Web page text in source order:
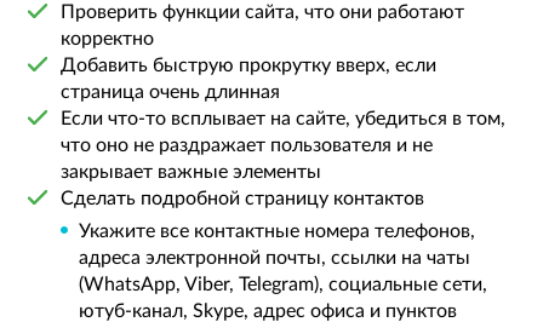
Проверить функции сайта, что они работают
корректно
Добавить быструю прокрутку вверх, если
страница очень длинная
Если что-то всплывает на сайте, убедиться в том,
что оно не раздражает пользователя и не
закрывает важные элементы
Сделать подробной страницу контактов
Укажите все контактные номера телефонов,
адреса электронной почты, ссылки на чаты
(WhatsApp, Viber, Telegram), социальные сети,
ютуб-канал, Skype, адрес офиса и пунктов